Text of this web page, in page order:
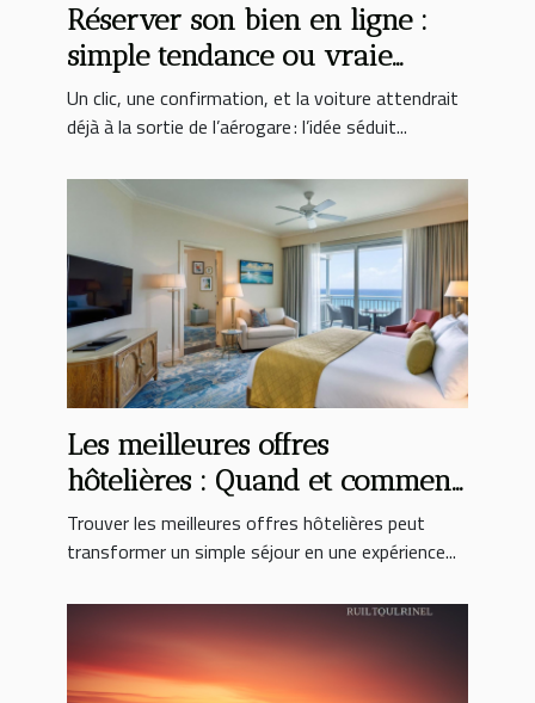
Réserver son bien en ligne :
simple tendance ou vraie
révolution ?
Un clic, une confirmation, et la voiture attendrait
déjà à la sortie de l’aérogare : l’idée séduit...
Les meilleures offres
hôtelières : Quand et comment
les trouver ?
Trouver les meilleures offres hôtelières peut
transformer un simple séjour en une expérience...